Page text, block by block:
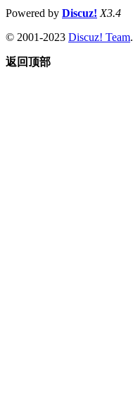
Powered by Discuz! X3.4
© 2001-2023 Discuz! Team.
返回顶部